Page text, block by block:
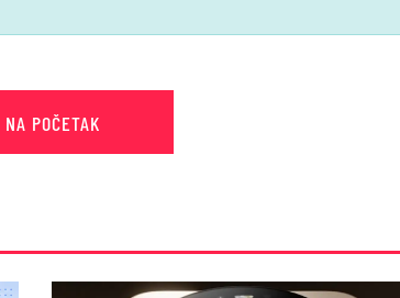
POČETAK